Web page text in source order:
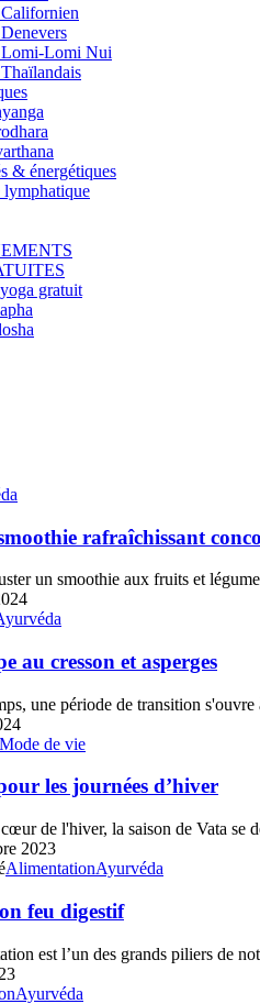
Lomi-Lomi Nui
& énergétiques
lymphatique
gratuit
rafraîchissant
un smoothie aux fruits et
au cresson et asperges
une période de transition
Mode de vie
les journées d’hiver
de l'hiver, la saison de Vata se
2023
AlimentationAyurvéda
feu digestif
est l’un des grands piliers de
Ayurvéda